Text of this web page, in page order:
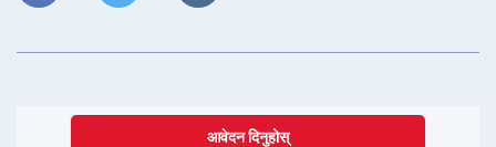
आवेदन दिनुहोस्